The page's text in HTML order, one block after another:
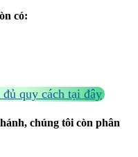
có:
quy cách tại đây
chúng tôi còn phân